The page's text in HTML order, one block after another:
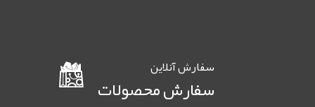
سفارش آنلاين
سفارش محصولات